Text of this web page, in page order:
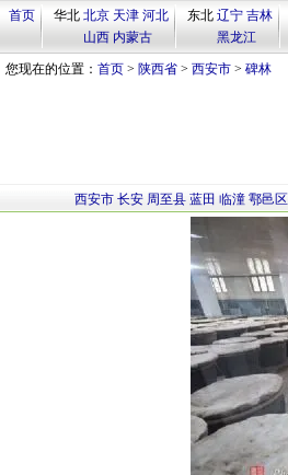
首页 华北 北京 天津 河北
山西 内蒙古
东北 辽宁 吉林
黑龙江
您现在的位置： 首页 > 陕西省 > 西安市 > 碑林
西安市 长安 周至县 蓝田 临潼 鄠邑区